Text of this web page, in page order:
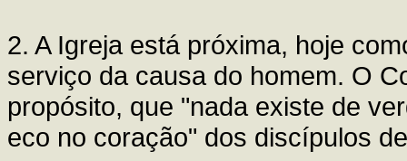
2. A Igreja está próxima, hoje
serviço da causa do homem. O
propósito, que "nada existe de
eco no coração" dos discípulos